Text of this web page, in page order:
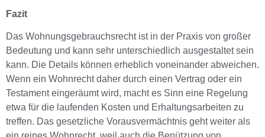
Fazit
Das Wohnungsgebrauchsrecht ist in der Praxis von großer
Bedeutung und kann sehr unterschiedlich ausgestaltet sein
kann. Die Details können erheblich voneinander abweichen.
Wenn ein Wohnrecht daher durch einen Vertrag oder ein
Testament eingeräumt wird, macht es Sinn eine Regelung
etwa für die laufenden Kosten und Erhaltungsarbeiten zu
treffen. Das gesetzliche Vorausvermächtnis geht weiter als